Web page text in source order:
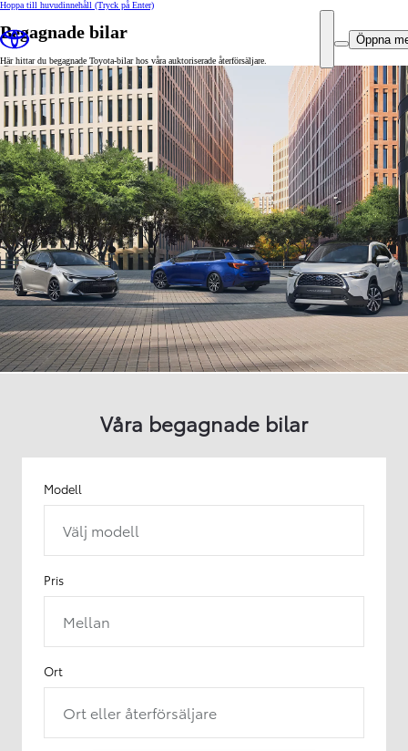
Hoppa till huvudinnehåll (Tryck på Enter)
Öppna
Begagnade bilar
Här hittar du begagnade Toyota-bilar hos våra auktoriserade återförsäljare.
Våra begagnade bilar
Modell
Välj modell
Pris
Mellan
Ort
Ort eller återförsäljare